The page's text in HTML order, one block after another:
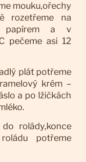
mouku,ořechy
rozetřeme na
papírem a v
pečeme asi 12
plát potřeme
krém –
a po lžičkách
rolády,konce
potřeme